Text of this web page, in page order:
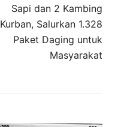
Sapi dan 2 Kambing
Kurban, Salurkan 1.328
Paket Daging untuk
Masyarakat